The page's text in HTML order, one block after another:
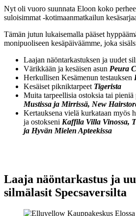
Nyt oli vuoro suunnata Eloon koko
suloisimmat -kotimaanmatkailun
Tämän jutun lukaisemalla pääset
monipuoliseen kesäpäiväämme, joka
Laajan näöntarkastuksen ja uudet
Värikkään ja kesäisen asun Peura
Herkullisen Kesämenun testauksen
Kesäiset pikniktarpeet Tigerista
Muita tarpeellisia ostoksia tai pieniä
Mustissa ja Mirrissä, New
Kertauksena vielä kurkataan myös
ja ostokseni Kaffila Villa Vinossa,
ja Hyvän Mielen Apteekissa
Laaja näöntarkastus ja
silmälasit Specsaversilta